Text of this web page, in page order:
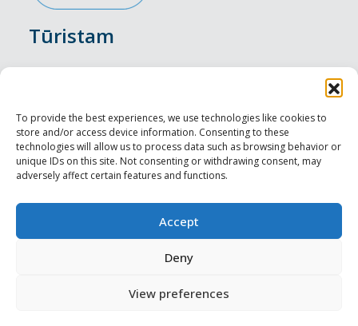
To provide the best experiences, we use technologies like cookies to
store and/or access device information. Consenting to these
technologies will allow us to process data such as browsing behavior or
unique IDs on this site. Not consenting or withdrawing consent, may
adversely affect certain features and functions.
Accept
Deny
View preferences
Tūristam
Nakšņošana
Vietas maltītei
Apskates objekti
Profesionāliem
Harju-, Rapla- & Läänemaa DMO